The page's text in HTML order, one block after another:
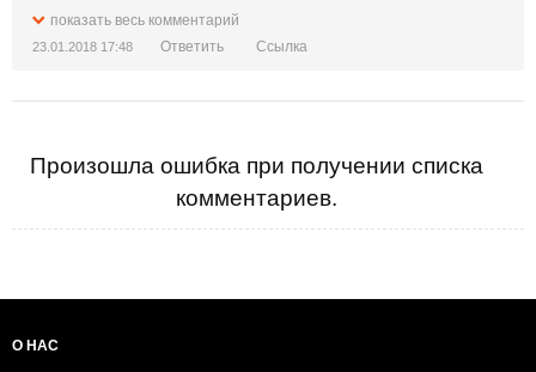
показать весь комментарий
23.01.2018 17:48 Ответить Ссылка
Произошла ошибка при получении списка
комментариев.
О НАС